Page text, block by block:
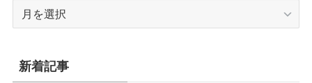
イ
ブ
新着記事